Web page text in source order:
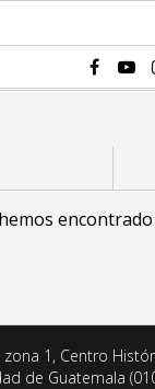
1, Centro
de Guatemala